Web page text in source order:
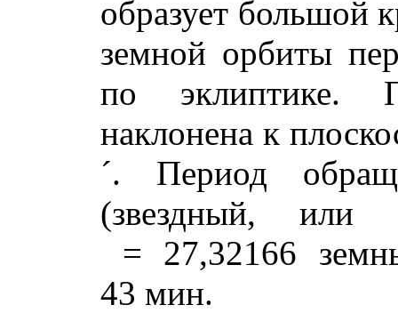
образует большой
земной орбиты
по эклиптике.
наклонена к
´. Период
(звездный, или
= 27,32166
43 мин.